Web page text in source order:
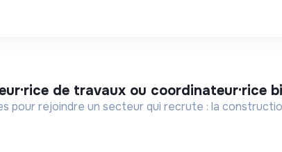
de travaux ou coordinateur·rice
pour rejoindre un secteur qui recrute : la